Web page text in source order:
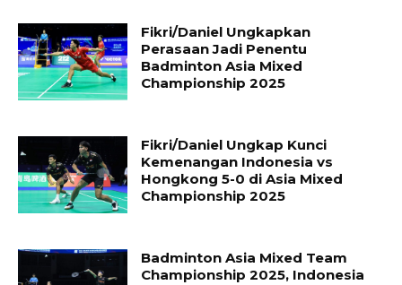
Fikri/Daniel Ungkapkan
Perasaan Jadi Penentu
Badminton Asia Mixed
Championship 2025
Fikri/Daniel Ungkap Kunci
Kemenangan Indonesia vs
Hongkong 5-0 di Asia Mixed
Championship 2025
Badminton Asia Mixed Team
Championship 2025, Indonesia